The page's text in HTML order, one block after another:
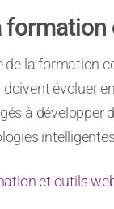
de la formation
évoluer
à développer
et outils